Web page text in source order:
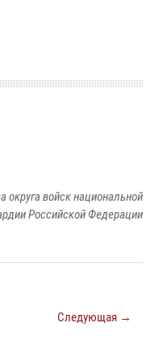
войск национальной
Российской Федерации
Следующая →